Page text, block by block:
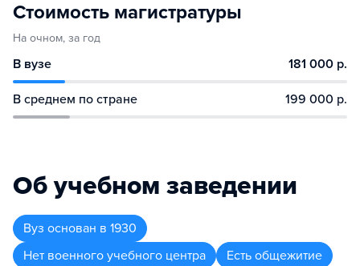
Стоимость магистратуры
На очном, за год
В вузе 181 000 р.
В среднем по стране 199 000 р.
Об учебном заведении
Вуз основан в 1930
Нет военного учебного центра
Есть общежитие